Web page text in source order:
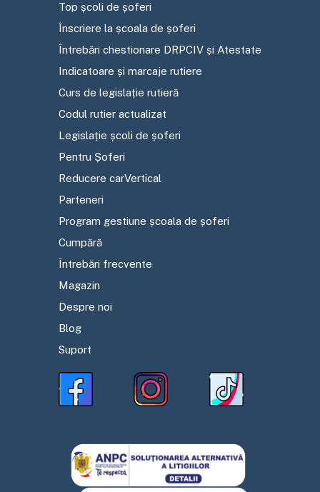
Top școli de șoferi
Înscriere la școala de șoferi
Întrebări chestionare DRPCIV și Atestate
Indicatoare și marcaje rutiere
Curs de legislație rutieră
Codul rutier actualizat
Legislație școli de șoferi
Pentru Șoferi
Reducere carVertical
Parteneri
Program gestiune școala de șoferi
Cumpără
Întrebări frecvente
Magazin
Despre noi
Blog
Suport